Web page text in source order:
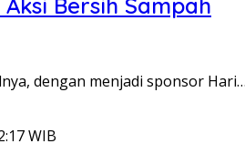
dengan menjadi sponsor Hari…
WIB